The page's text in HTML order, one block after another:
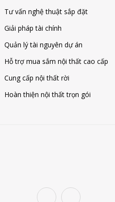
Tư vấn nghệ thuật sắp đặt
Giải pháp tài chính
Quản lý tài nguyên dự án
Hỗ trợ mua sắm nội thất cao cấp
Cung cấp nội thất rời
Hoàn thiện nội thất trọn gói